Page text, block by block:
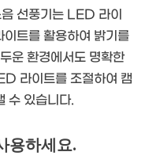
선풍기는 LED 라이
트를 활용하여 밝기를
운 환경에서도 명확한
라이트를 조절하여 캠
수 있습니다.
용하세요.